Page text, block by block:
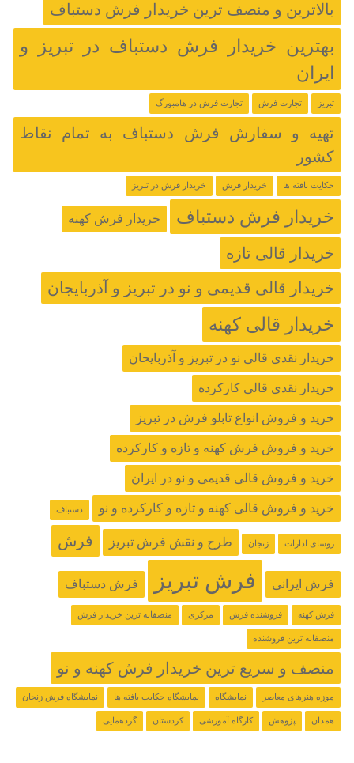
بالاترین و منصف ترین خریدار فرش دستباف
بهترین خریدار فرش دستباف در تبریز و
ایران
تبریز تجارت فرش تجارت فرش در هامبورگ
تهیه و سفارش فرش دستباف به تمام نقاط
کشور
حکایت بافته ها خریدار فرش خریدار فرش در تبریز
خریدار فرش دستباف خریدار فرش کهنه
خریدار قالی تازه
خریدار قالی قدیمی و نو در تبریز و آذربایجان
خریدار قالی کهنه
خریدار نقدی قالی نو در تبریز و آذربایحان
خریدار نقدی قالی کارکرده
خرید و فروش انواع تابلو فرش در تبریز
خرید و فروش فرش کهنه و تازه و کارکرده
خرید و فروش قالی قدیمی و نو در ایران
خرید و فروش قالی کهنه و تازه و کارکرده و نو دستباف
روسای ادارات زنجان طرح و نقش فرش تبریز فرش
فرش ایرانی فرش تبریز فرش دستباف
فرش کهنه فروشنده فرش مرکزی منصفانه ترین خریدار فرش
منصفانه ترین فروشنده
منصف و سریع ترین خریدار فرش کهنه و نو
موزه هنرهای معاصر نمایشگاه نمایشگاه حکایت بافته ها نمایشگاه فرش زنجان
همدان پژوهش کارگاه آموزشی کردستان گردهمایی